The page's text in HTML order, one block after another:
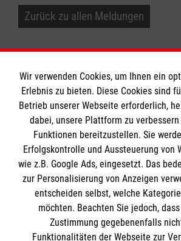
Zurück zu allen Meldungen
Informationen
Impressum
Datenschutz
Barrierefreiheit
Kontakt
Die Malteser
Malteser in Deutschland
Malteserorden
Wir verwenden Cookies, um Ihnen ein
Erlebnis zu bieten. Diese Cookies sind
Betrieb unserer Webseite erforderlich,
dabei, unsere Plattform zu
Funktionen bereitzustellen. Sie
Erfolgskontrolle und Aussteuerung von
wie z.B. Google Ads, eingesetzt. Das
zur Personalisierung von Anzeigen
entscheiden selbst, welche
möchten. Beachten Sie jedoch,
Zustimmung gegebenenfalls
Funktionalitäten der Webseite zur